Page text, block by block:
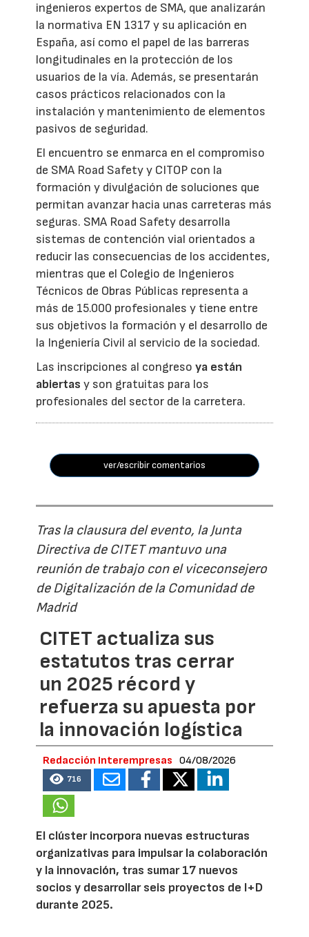
ingenieros expertos de SMA, que analizarán
la normativa EN 1317 y su aplicación en
España, así como el papel de las barreras
longitudinales en la protección de los
usuarios de la vía. Además, se presentarán
casos prácticos relacionados con la
instalación y mantenimiento de elementos
pasivos de seguridad.
El encuentro se enmarca en el compromiso
de SMA Road Safety y CITOP con la
formación y divulgación de soluciones que
permitan avanzar hacia unas carreteras más
seguras. SMA Road Safety desarrolla
sistemas de contención vial orientados a
reducir las consecuencias de los accidentes,
mientras que el Colegio de Ingenieros
Técnicos de Obras Públicas representa a
más de 15.000 profesionales y tiene entre
sus objetivos la formación y el desarrollo de
la Ingeniería Civil al servicio de la sociedad.
Las inscripciones al congresoya están
abiertas y son gratuitas para los
profesionales del sector de la carretera.
ver/escribir comentarios
Tras la clausura del evento, la Junta
Directiva de CITET mantuvo una
reunión de trabajo con el viceconsejero
de Digitalización de la Comunidad de
Madrid
CITET actualiza sus
estatutos tras cerrar
un 2025 récord y
refuerza su apuesta por
la innovación logística
Redacción Interempresas 04/08/2026
716
El clúster incorpora nuevas estructuras
organizativas para impulsar la colaboración
y la innovación, tras sumar 17 nuevos
socios y desarrollar seis proyectos de I+D
durante 2025.